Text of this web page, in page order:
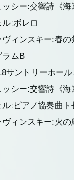
ッシー:交響詩《海
ル:ボレロ
ヴィンスキー:春の
ラムB
サントリーホー
ッシー:交響詩《海
ル:ピアノ協奏曲
ヴィンスキー:火の